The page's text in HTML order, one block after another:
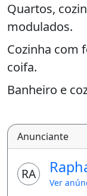
Quartos,
modulados.
Cozinha com
coifa.
Banheiro e
Mais
número
Anunciante
RA
Ver